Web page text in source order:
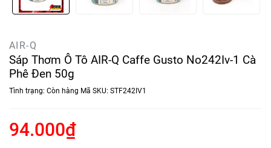
AIR-Q
Sáp Thơm Ô Tô AIR-Q Caffe Gusto No242Iv-1 Cà
Phê Đen 50g
Tình trạng: Còn hàng Mã SKU: STF242IV1
94.000₫